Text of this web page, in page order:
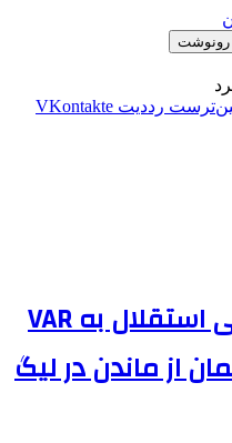
رونوشت
‫رددیت ‫VKontakte
مالک خیبر: چرا هند پنالتی استقلال به VAR
خیالمان از ماندن در لیگ